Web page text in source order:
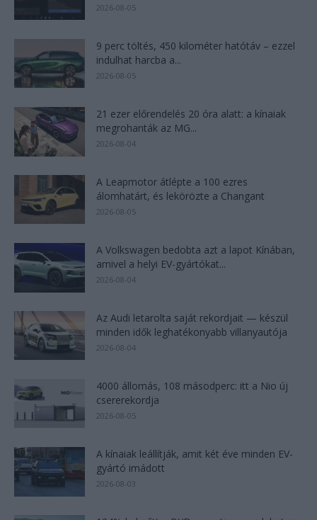
2026-08-05
9 perc töltés, 450 kilométer hatótáv – ezzel
indulhat harcba a...
2026-08-05
21 ezer előrendelés 20 óra alatt: a kínaiak
megrohanták az MG...
2026-08-04
A Leapmotor átlépte a 100 ezres
álomhatárt, és lekörözte a Changant
2026-08-05
A Volkswagen bedobta azt a lapot Kínában,
amivel a helyi EV-gyártókat...
2026-08-04
Az Audi letarolta saját rekordjait — készül
minden idők leghatékonyabb villanyautója
2026-08-04
4000 állomás, 108 másodperc: itt a Nio új
csererekordja
2026-08-05
A kínaiak leállítják, amit két éve minden EV-
gyártó imádott
2026-08-03